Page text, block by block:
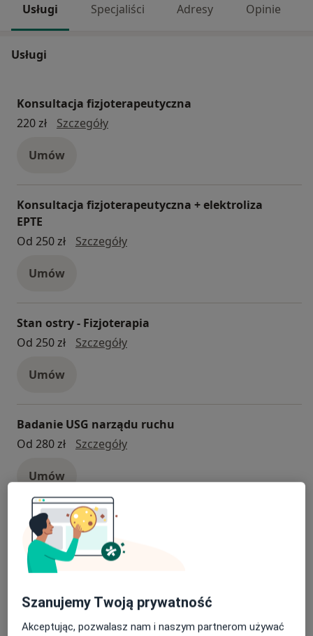
Usługi Specjaliści Adresy Opinie
Usługi
Konsultacja fizjoterapeutyczna
220 zł
Szczegółykonsultacja fizjoterapeutyczna
Umów
Konsultacja fizjoterapeutyczna + elektroliza
EPTE
Od 250 zł
SzczegółyKonsultacja fizjoterapeutyczna +
Umów
Stan ostry - Fizjoterapia
Od 250 zł
SzczegółyStan ostry - Fizjoterapia
Umów
Badanie USG narządu ruchu
Od 280 zł
SzczegółyBadanie USG narządu ruchu
Umów
INDIBA oraz INDIBA + terapia manualna
Od 250 zł
Szczegóły
Umów
+ 1 usługa
Szanujemy Twoją prywatność
Akceptując, pozwalasz nam i naszym partnerom używać